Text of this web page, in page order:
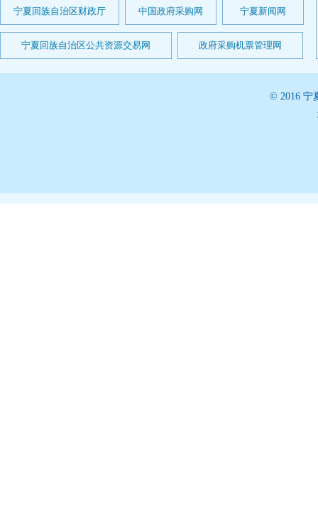
宁夏回族自治区财政厅 中国政府采购网 宁夏新闻网
宁夏回族自治区公共资源交易网 政府采购机票管理网
© 2016 宁